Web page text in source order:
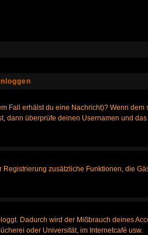
erhälst du eine Nachricht)? Wenn
überprüfe deinen Usernamen und
zusätzliche Funktionen, die
Dadurch wird der Mißbrauch deines
oder Universität, im Internetcafé usw.